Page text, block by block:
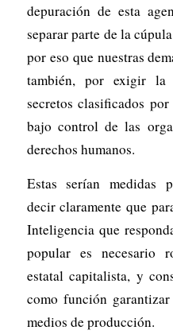
depuración de esta
separar parte de la
por eso que nuestras
también, por exigir la
secretos clasificados
bajo control de las
derechos humanos.
Estas serían medidas
decir claramente que
Inteligencia que
popular es necesario
estatal capitalista, y
como función
medios de producción.